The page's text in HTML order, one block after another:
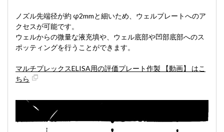
ノズル先端径が約 φ2mmと細いため、ウェルプレートへのア
クセスが可能です。
ウェルからの微量な液充填や、ウェル底部や凹部底部へのス
ポッティングを行うことができます。
マルチプレックスELISA用の評価プレート作製 【動画】 はこ
ちら